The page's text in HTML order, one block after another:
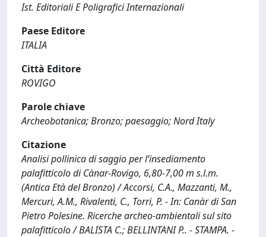
Ist. Editoriali E Poligrafici Internazionali
Paese Editore
ITALIA
Città Editore
ROVIGO
Parole chiave
Archeobotanica; Bronzo; paesaggio; Nord Italy
Citazione
Analisi pollinica di saggio per l’insediamento
palafitticolo di Cànar-Rovigo, 6,80-7,00 m s.l.m.
(Antica Età del Bronzo) / Accorsi, C.A., Mazzanti, M.,
Mercuri, A.M., Rivalenti, C., Torri, P. - In: Canàr di San
Pietro Polesine. Ricerche archeo-ambientali sul sito
palafitticolo / BALISTA C.; BELLINTANI P.. - STAMPA. -